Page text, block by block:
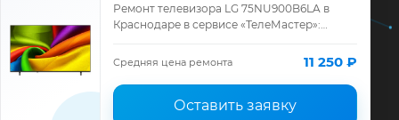
Ремонт телевизора LG 75NU900B6LA в
Краснодаре в сервисе «ТелеМастер»:
запчасти и гарантия до 12 месяцев.
Средняя цена ремонта 11 250 ₽
Оставить заявку